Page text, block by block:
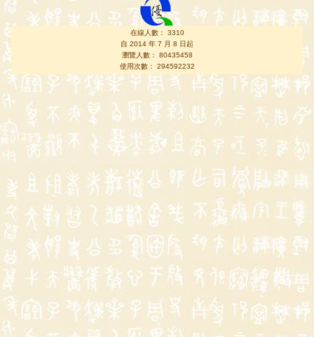
在線人數： 3310
自 2014 年 7 月 8 日起
瀏覽人數： 80435458
使用次數： 294592232